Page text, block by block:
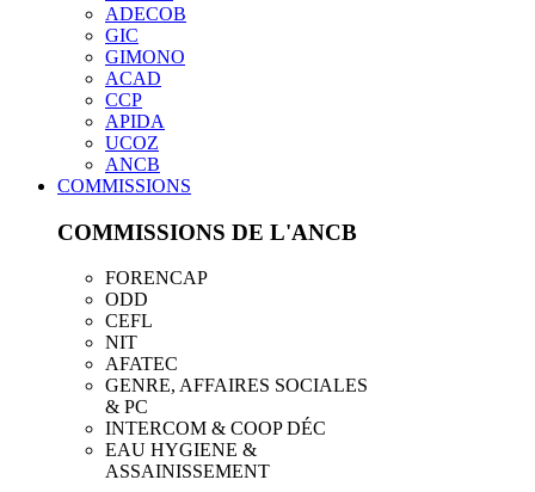
ADECOB
GIC
GIMONO
ACAD
CCP
APIDA
UCOZ
ANCB
COMMISSIONS
COMMISSIONS DE L'ANCB
FORENCAP
ODD
CEFL
NIT
AFATEC
GENRE, AFFAIRES SOCIALES
& PC
INTERCOM & COOP DÉC
EAU HYGIENE &
ASSAINISSEMENT